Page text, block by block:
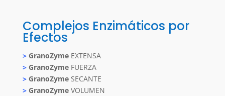
Complejos Enzimáticos por
Efectos
>GranoZyme EXTENSA
>GranoZyme FUERZA
>GranoZyme SECANTE
>GranoZyme VOLUMEN